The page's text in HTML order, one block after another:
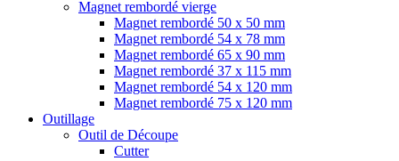
Magnet rembordé vierge
Magnet rembordé 50 x 50 mm
Magnet rembordé 54 x 78 mm
Magnet rembordé 65 x 90 mm
Magnet rembordé 37 x 115 mm
Magnet rembordé 54 x 120 mm
Magnet rembordé 75 x 120 mm
Outillage
Outil de Découpe
Cutter